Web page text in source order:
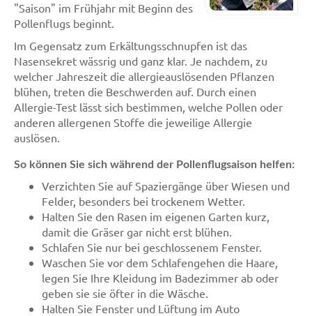
"Saison" im Frühjahr mit Beginn des
Pollenflugs beginnt.
Im Gegensatz zum Erkältungsschnupfen ist das
Nasensekret wässrig und ganz klar. Je nachdem, zu
welcher Jahreszeit die allergieauslösenden Pflanzen
blühen, treten die Beschwerden auf. Durch einen
Allergie-Test lässt sich bestimmen, welche Pollen oder
anderen allergenen Stoffe die jeweilige Allergie
auslösen.
So können Sie sich während der Pollenflugsaison helfen:
Verzichten Sie auf Spaziergänge über Wiesen und
Felder, besonders bei trockenem Wetter.
Halten Sie den Rasen im eigenen Garten kurz,
damit die Gräser gar nicht erst blühen.
Schlafen Sie nur bei geschlossenem Fenster.
Waschen Sie vor dem Schlafengehen die Haare,
legen Sie Ihre Kleidung im Badezimmer ab oder
geben sie sie öfter in die Wäsche.
Halten Sie Fenster und Lüftung im Auto